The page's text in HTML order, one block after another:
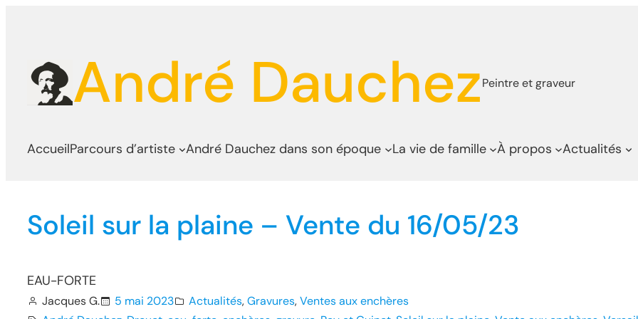
contenu
André DauchezPeintre et graveur
AccueilParcours d’artiste André Dauchez dans son époque La vie de famille À propos Actualités
Soleil sur la plaine – Vente du 16/05/23
EAU-FORTE
Jacques G. 5 mai 2023 Actualités, Gravures, Ventes aux enchères